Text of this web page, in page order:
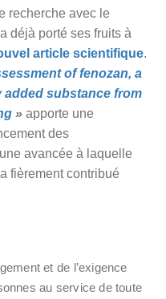
recherche avec le
déjà porté ses fruits à
article scientifique.
of fenozan, a
substance from
» apporte une
des
avancée à laquelle
fièrement contribué
et de l’exigence
au service de toute